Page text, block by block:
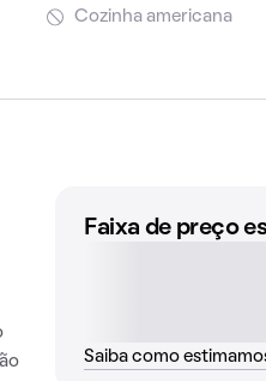
Cozinha americana
Faixa de preço
Saiba como